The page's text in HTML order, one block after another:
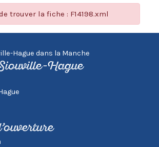
trouver la fiche : F14198.xml
Hague